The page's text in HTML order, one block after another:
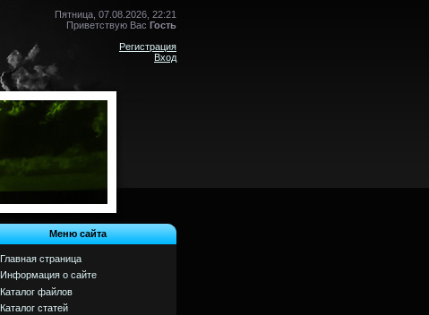
Пятница, 07.08.2026, 22:21
Приветствую Вас Гость
Регистрация
Вход
Меню сайта
Главная страница
Информация о сайте
Каталог файлов
Каталог статей